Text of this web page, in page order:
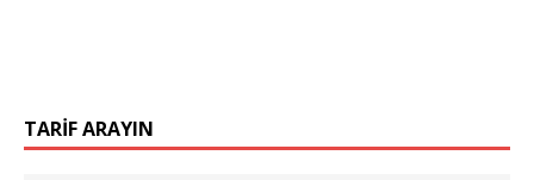
TARIF ARAYIN